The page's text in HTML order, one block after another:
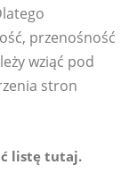
przenośność
wziąć pod
stron
listę tutaj.